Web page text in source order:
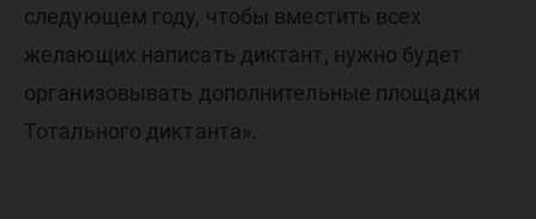
следующем году, чтобы вместить всех
желающих написать диктант, нужно будет
организовывать дополнительные площадки
Тотального диктанта».